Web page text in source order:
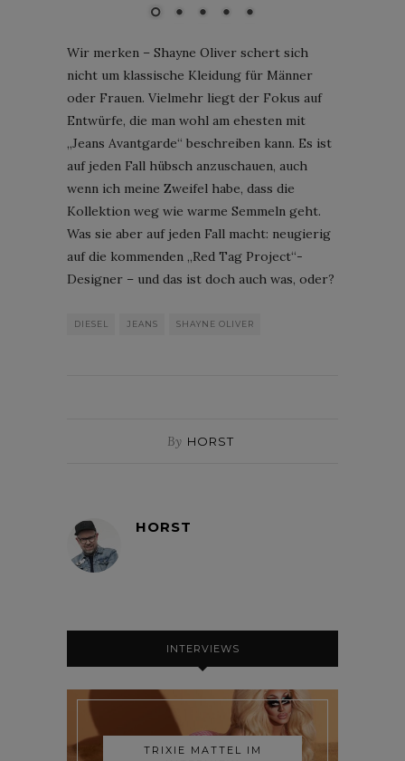
Wir merken – Shayne Oliver schert sich
nicht um klassische Kleidung für Männer
oder Frauen. Vielmehr liegt der Fokus auf
Entwürfe, die man wohl am ehesten mit
„Jeans Avantgarde“ beschreiben kann. Es ist
auf jeden Fall hübsch anzuschauen, auch
wenn ich meine Zweifel habe, dass die
Kollektion weg wie warme Semmeln geht.
Was sie aber auf jeden Fall macht: neugierig
auf die kommenden „Red Tag Project“-
Designer – und das ist doch auch was, oder?
DIESEL JEANS SHAYNE OLIVER
By HORST
HORST
INTERVIEWS
TRIXIE MATTEL IM